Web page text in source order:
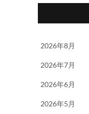
2026年8月
2026年7月
2026年6月
2026年5月